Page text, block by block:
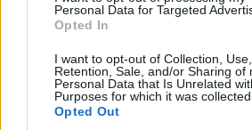
Personal Data for Targeted
Opted In
I want to opt-out of Collection, Use,
Retention, Sale, and/or Sharing of
Personal Data that Is Unrelated
Purposes for which it was collected.
Opted Out
Workflow di laboratorio per test
Andrea Conforti · 1 Ago 2026
RECENSIONI TECH